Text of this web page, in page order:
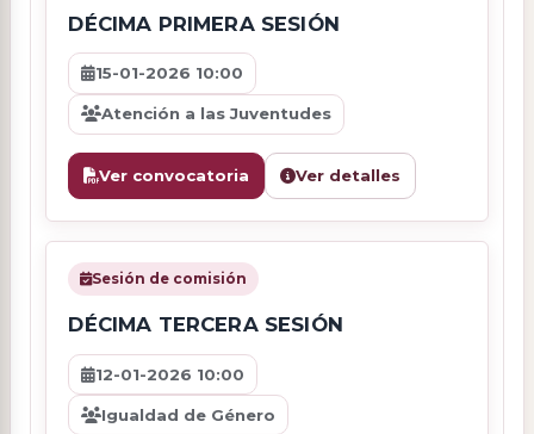
DÉCIMA PRIMERA SESIÓN
15-01-2026 10:00
Atención a las Juventudes
Ver convocatoria Ver detalles
Sesión de comisión
DÉCIMA TERCERA SESIÓN
12-01-2026 10:00
Igualdad de Género